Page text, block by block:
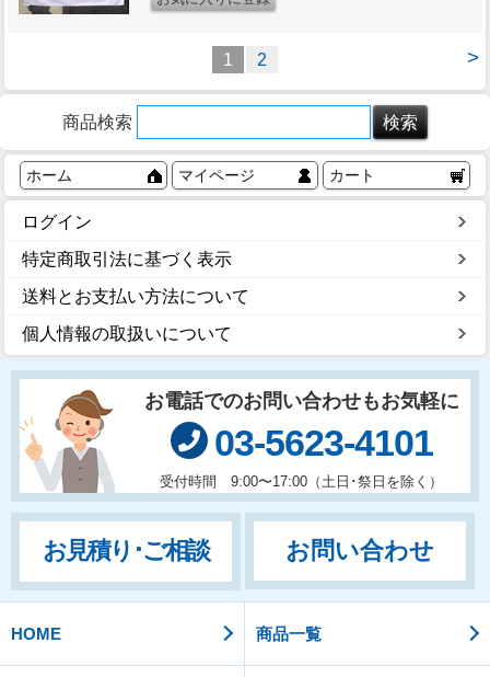
>
1 2
商品検索
ホーム マイページ カート
ログイン
特定商取引法に基づく表示
送料とお支払い方法について
個人情報の取扱いについて
お電話でのお問い合わせもお気軽に
03-5623-4101
受付時間 9:00〜17:00（土日･祭日を除く）
お見積り･ご相談 お問い合わせ
HOME 商品一覧